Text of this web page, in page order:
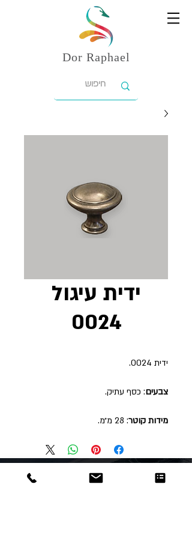
Dor Raphael
ידית עיגול
0024
ידית 0024.
צבעים: כסף עתיק.
מידות קוטר: 28 מ״מ.